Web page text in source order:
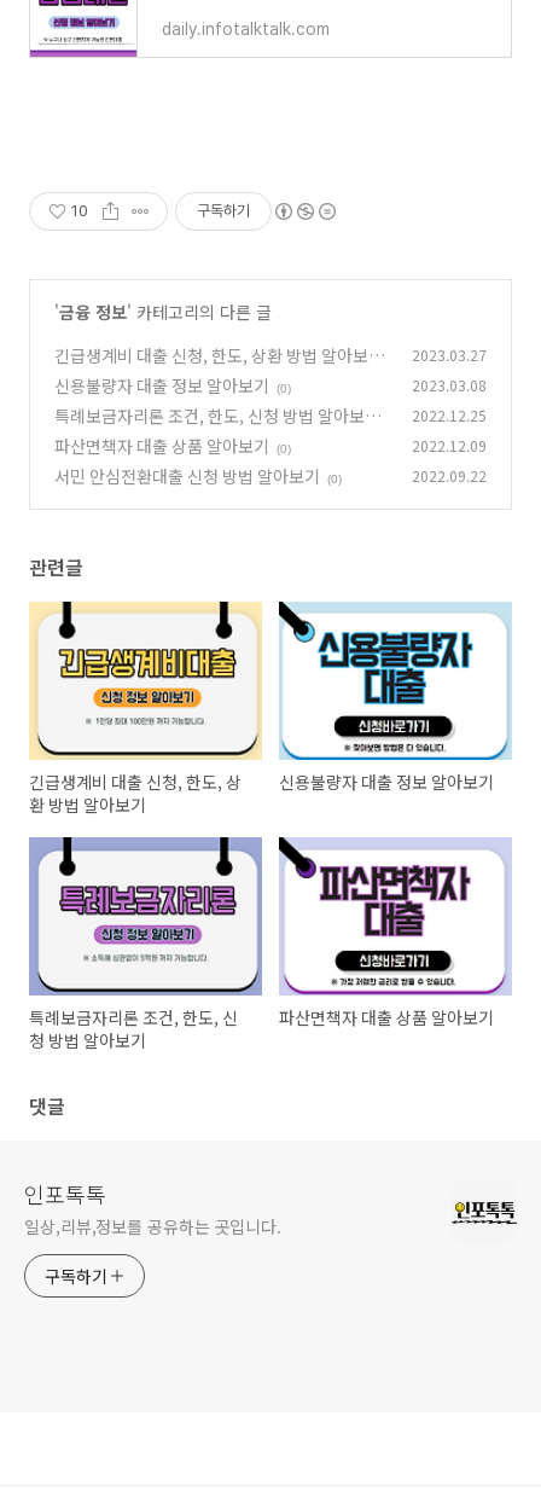
daily.infotalktalk.com
10 구독하기
'금융 정보' 카테고리의 다른 글
긴급생계비 대출 신청, 한도, 상환 방법 알아보기
(0)
2023.03.27
신용불량자 대출 정보 알아보기 (0) 2023.03.08
특례보금자리론 조건, 한도, 신청 방법 알아보기
(0)
2022.12.25
파산면책자 대출 상품 알아보기 (0) 2022.12.09
서민 안심전환대출 신청 방법 알아보기 (0) 2022.09.22
관련글
긴급생계비 대출 신청, 한도, 상
환 방법 알아보기
신용불량자 대출 정보 알아보기
특례보금자리론 조건, 한도, 신
청 방법 알아보기
파산면책자 대출 상품 알아보기
댓글
인포톡톡
일상,리뷰,정보를 공유하는 곳입니다.
구독하기